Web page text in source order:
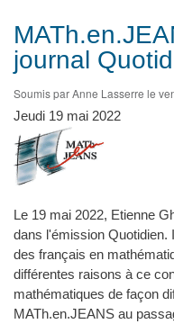
d'Ariane
journal
Soumis parAnne Lasserre le
Jeudi 19 mai 2022
Le 19 mai 2022, Etienne
dans l'émission Quotidien.
des français en
différentes raisons à ce
mathématiques de façon
MATh.en.JEANS au